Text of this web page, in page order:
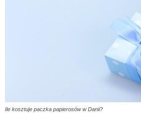
Ile kosztuje paczka papierosów w Danii?